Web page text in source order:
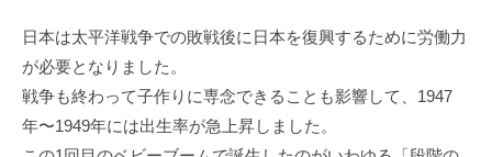
⽇本は太平洋戦争での敗戦後に⽇本を復興するために労働⼒
が必要となりました。
戦争も終わって⼦作りに専念できることも影響して、1947
年〜1949年には出⽣率が急上昇しました。